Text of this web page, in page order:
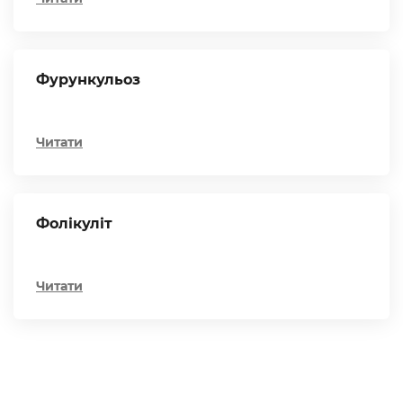
Фурункульоз
Читати
Фолікуліт
Читати